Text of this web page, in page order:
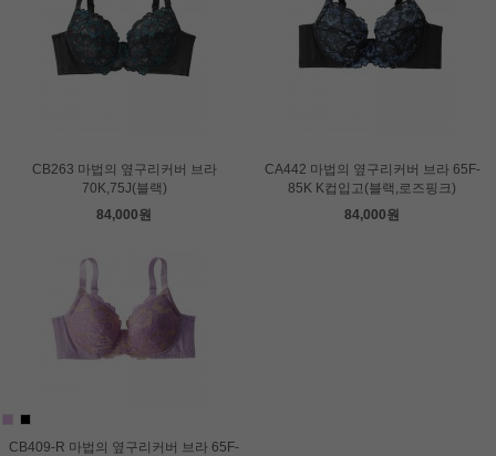
CB263 마법의 옆구리커버 브라
70K,75J(블랙)
84,000원
CA442 마법의 옆구리커버 브라 65F-
85K K컵입고(블랙,로즈핑크)
84,000원
CB409-R 마법의 옆구리커버 브라 65F-